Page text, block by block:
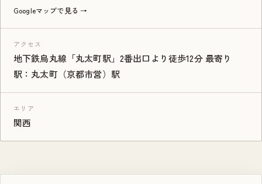
Googleマップで見る →
アクセス
地下鉄烏丸線「丸太町駅」2番出口より徒歩12分 最寄り
駅：丸太町（京都市営）駅
エリア
関西